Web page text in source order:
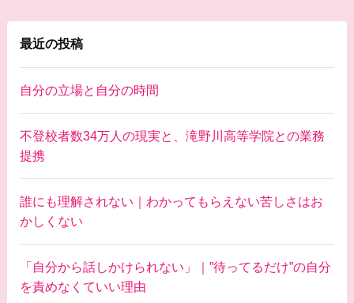
最近の投稿
自分の立場と自分の時間
不登校者数34万人の現実と、滝野川高等学院との業務
提携
誰にも理解されない｜わかってもらえない苦しさはお
かしくない
「自分から話しかけられない」｜”待ってるだけ”の自分
を責めなくていい理由